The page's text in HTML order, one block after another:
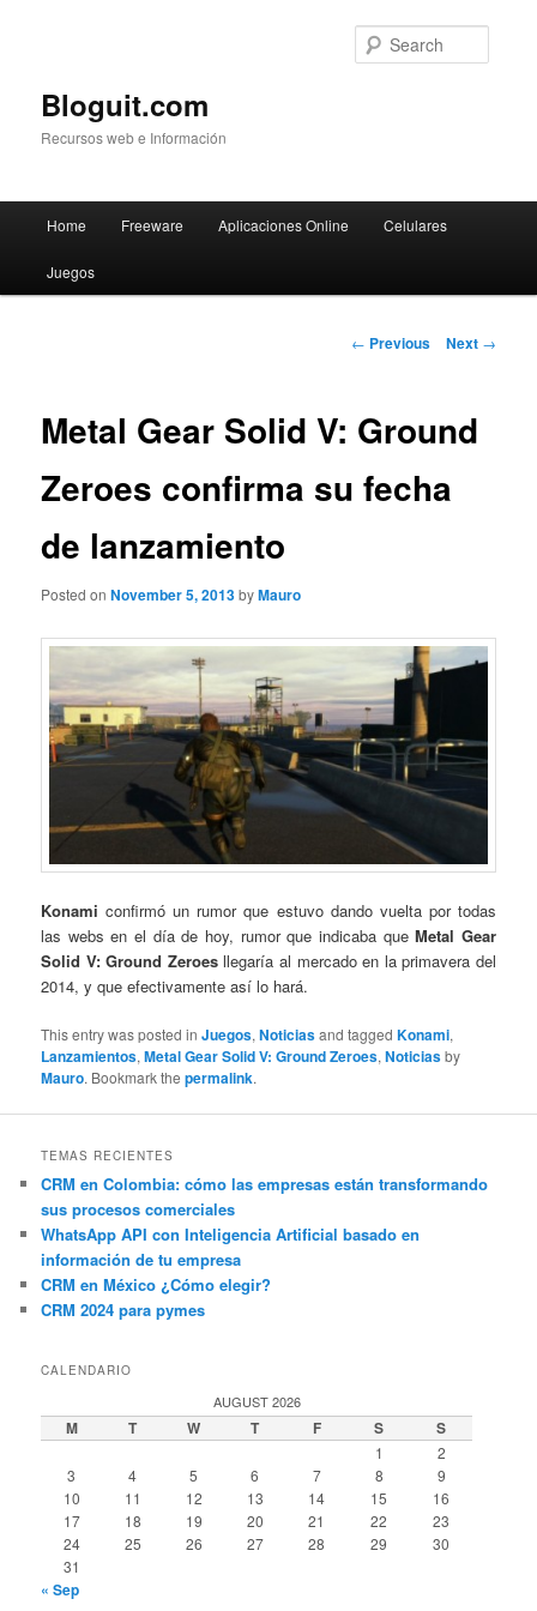
Bloguit.com
Recursos web e Información
Skip
to
Home Freeware Aplicaciones Online Celulares
Juegos
Post
← Previous Next →
Metal Gear Solid V: Ground
Zeroes confirma su fecha
de lanzamiento
Posted onNovember 5, 2013byMauro
Konami confirmó un rumor que estuvo dando vuelta por todas
las webs en el día de hoy, rumor que indicaba queMetal Gear
Solid V: Ground Zeroesllegaría al mercado en la primavera del
2014, y que efectivamente así lo hará.
This entry was posted inJuegos,Noticiasand taggedKonami,
Lanzamientos,Metal Gear Solid V: Ground Zeroes,Noticiasby
Mauro. Bookmark thepermalink.
TEMAS RECIENTES
CRM en Colombia: cómo las empresas están transformando
sus procesos comerciales
WhatsApp API con Inteligencia Artificial basado en
información de tu empresa
CRM en México ¿Cómo elegir?
CRM 2024 para pymes
CALENDARIO
AUGUST 2026
M T W T F S S
1
2
3
4 5 6 7 8
9
10
11 12 13 14 15
16
17
18 19 20 21 22
23
24
25 26 27 28 29
30
31
« Sep